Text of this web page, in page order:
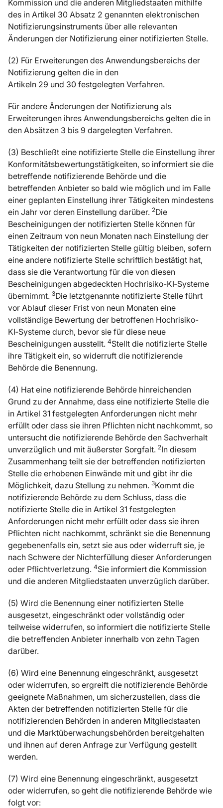
Kommission und die anderen Mitgliedstaaten mithilfe
des in Artikel 30 Absatz 2 genannten elektronischen
Notifizierungsinstruments über alle relevanten
Änderungen der Notifizierung einer notifizierten Stelle.
(2) Für Erweiterungen des Anwendungsbereichs der
Notifizierung gelten die in den
Artikeln 29 und 30 festgelegten Verfahren.
Für andere Änderungen der Notifizierung als
Erweiterungen ihres Anwendungsbereichs gelten die in
den Absätzen 3 bis 9 dargelegten Verfahren.
(3) Beschließt eine notifizierte Stelle die Einstellung ihrer
Konformitätsbewertungstätigkeiten, so informiert sie die
betreffende notifizierende Behörde und die
betreffenden Anbieter so bald wie möglich und im Falle
einer geplanten Einstellung ihrer Tätigkeiten mindestens
ein Jahr vor deren Einstellung darüber. 2Die
Bescheinigungen der notifizierten Stelle können für
einen Zeitraum von neun Monaten nach Einstellung der
Tätigkeiten der notifizierten Stelle gültig bleiben, sofern
eine andere notifizierte Stelle schriftlich bestätigt hat,
dass sie die Verantwortung für die von diesen
Bescheinigungen abgedeckten Hochrisiko-KI‑Systeme
übernimmt. 3Die letztgenannte notifizierte Stelle führt
vor Ablauf dieser Frist von neun Monaten eine
vollständige Bewertung der betroffenen Hochrisiko-
KI‑Systeme durch, bevor sie für diese neue
Bescheinigungen ausstellt. 4Stellt die notifizierte Stelle
ihre Tätigkeit ein, so widerruft die notifizierende
Behörde die Benennung.
(4) Hat eine notifizierende Behörde hinreichenden
Grund zu der Annahme, dass eine notifizierte Stelle die
in Artikel 31 festgelegten Anforderungen nicht mehr
erfüllt oder dass sie ihren Pflichten nicht nachkommt, so
untersucht die notifizierende Behörde den Sachverhalt
unverzüglich und mit äußerster Sorgfalt. 2In diesem
Zusammenhang teilt sie der betreffenden notifizierten
Stelle die erhobenen Einwände mit und gibt ihr die
Möglichkeit, dazu Stellung zu nehmen. 3Kommt die
notifizierende Behörde zu dem Schluss, dass die
notifizierte Stelle die in Artikel 31 festgelegten
Anforderungen nicht mehr erfüllt oder dass sie ihren
Pflichten nicht nachkommt, schränkt sie die Benennung
gegebenenfalls ein, setzt sie aus oder widerruft sie, je
nach Schwere der Nichterfüllung dieser Anforderungen
oder Pflichtverletzung. 4Sie informiert die Kommission
und die anderen Mitgliedstaaten unverzüglich darüber.
(5) Wird die Benennung einer notifizierten Stelle
ausgesetzt, eingeschränkt oder vollständig oder
teilweise widerrufen, so informiert die notifizierte Stelle
die betreffenden Anbieter innerhalb von zehn Tagen
darüber.
(6) Wird eine Benennung eingeschränkt, ausgesetzt
oder widerrufen, so ergreift die notifizierende Behörde
geeignete Maßnahmen, um sicherzustellen, dass die
Akten der betreffenden notifizierten Stelle für die
notifizierenden Behörden in anderen Mitgliedstaaten
und die Marktüberwachungsbehörden bereitgehalten
und ihnen auf deren Anfrage zur Verfügung gestellt
werden.
(7) Wird eine Benennung eingeschränkt, ausgesetzt
oder widerrufen, so geht die notifizierende Behörde wie
folgt vor: